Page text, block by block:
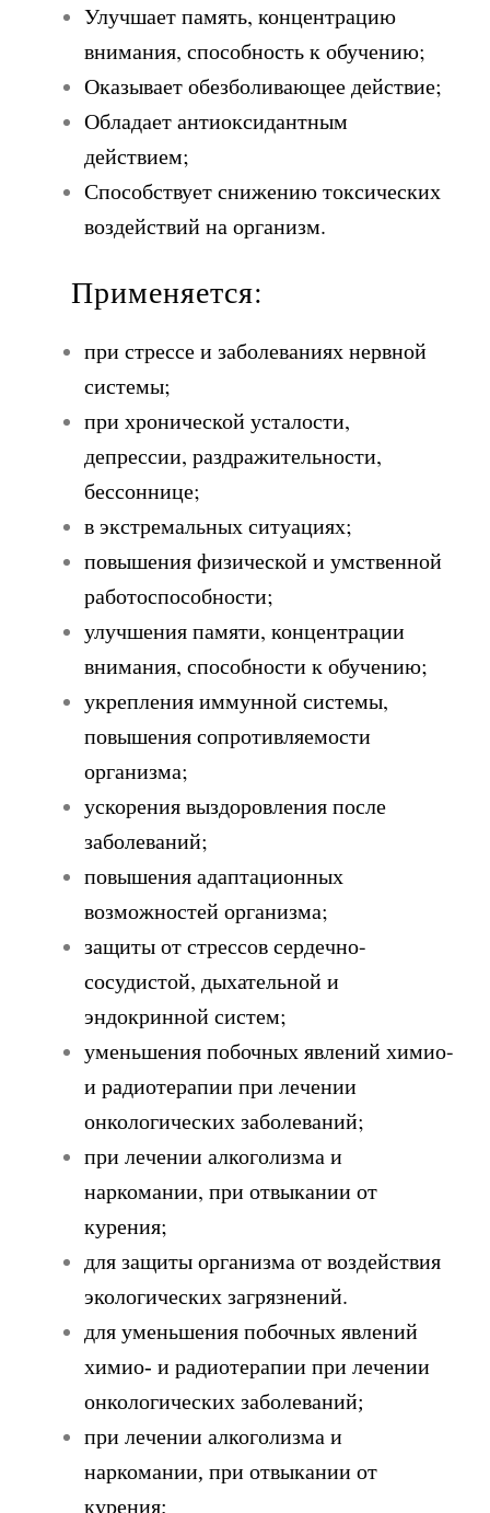
Улучшает память, концентрацию
внимания, способность к обучению;
Оказывает обезболивающее действие;
Обладает антиоксидантным
действием;
Способствует снижению токсических
воздействий на организм.
Применяется:
при стрессе и заболеваниях нервной
системы;
при хронической усталости,
депрессии, раздражительности,
бессоннице;
в экстремальных ситуациях;
повышения физической и умственной
работоспособности;
улучшения памяти, концентрации
внимания, способности к обучению;
укрепления иммунной системы,
повышения сопротивляемости
организма;
ускорения выздоровления после
заболеваний;
повышения адаптационных
возможностей организма;
защиты от стрессов сердечно-
сосудистой, дыхательной и
эндокринной систем;
уменьшения побочных явлений химио-
и радиотерапии при лечении
онкологических заболеваний;
при лечении алкоголизма и
наркомании, при отвыкании от
курения;
для защиты организма от воздействия
экологических загрязнений.
для уменьшения побочных явлений
химио- и радиотерапии при лечении
онкологических заболеваний;
при лечении алкоголизма и
наркомании, при отвыкании от
курения;